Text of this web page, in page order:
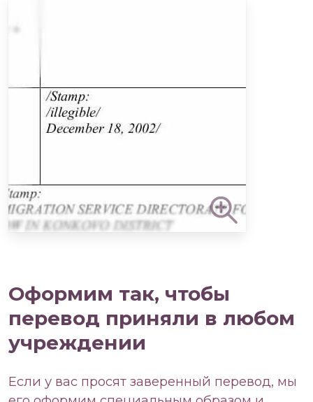
Оформим так, чтобы
перевод приняли в любом
учреждении
Если у вас просят заверенный перевод, мы